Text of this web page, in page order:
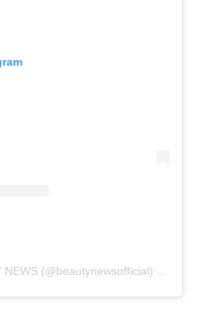
NEWS (@beautynewsofficial)